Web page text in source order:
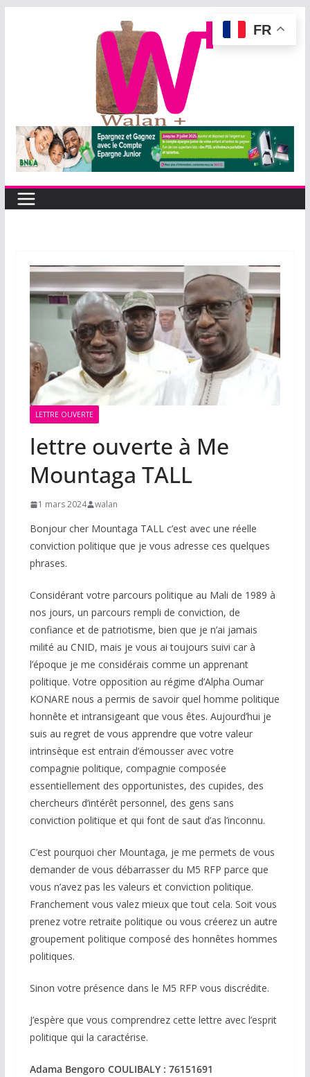
LETTRE OUVERTE
lettre ouverte à Me
Mountaga TALL
1 mars 2024 walan
Bonjour cher Mountaga TALL c’est avec une réelle
conviction politique que je vous adresse ces quelques
phrases.
Considérant votre parcours politique au Mali de 1989 à
nos jours, un parcours rempli de conviction, de
confiance et de patriotisme, bien que je n’ai jamais
milité au CNID, mais je vous ai toujours suivi car à
l’époque je me considérais comme un apprenant
politique. Votre opposition au régime d’Alpha Oumar
KONARE nous a permis de savoir quel homme politique
honnête et intransigeant que vous êtes. Aujourd’hui je
suis au regret de vous apprendre que votre valeur
intrinsèque est entrain d’émousser avec votre
compagnie politique, compagnie composée
essentiellement des opportunistes, des cupides, des
chercheurs d’intérêt personnel, des gens sans
conviction politique et qui font de saut d’as l’inconnu.
C’est pourquoi cher Mountaga, je me permets de vous
demander de vous débarrasser du M5 RFP parce que
vous n’avez pas les valeurs et conviction politique.
Franchement vous valez mieux que tout cela. Soit vous
prenez votre retraite politique ou vous créerez un autre
groupement politique composé des honnêtes hommes
politiques.
Sinon votre présence dans le M5 RFP vous discrédite.
J’espère que vous comprendrez cette lettre avec l’esprit
politique qui la caractérise.
Adama Bengoro COULIBALY : 76151691
FR